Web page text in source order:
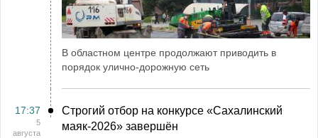
В областном центре продолжают приводить в
порядок улично-дорожную сеть
17:37
5
августа
Строгий отбор на конкурсе «Сахалинский
маяк‑2026» завершён